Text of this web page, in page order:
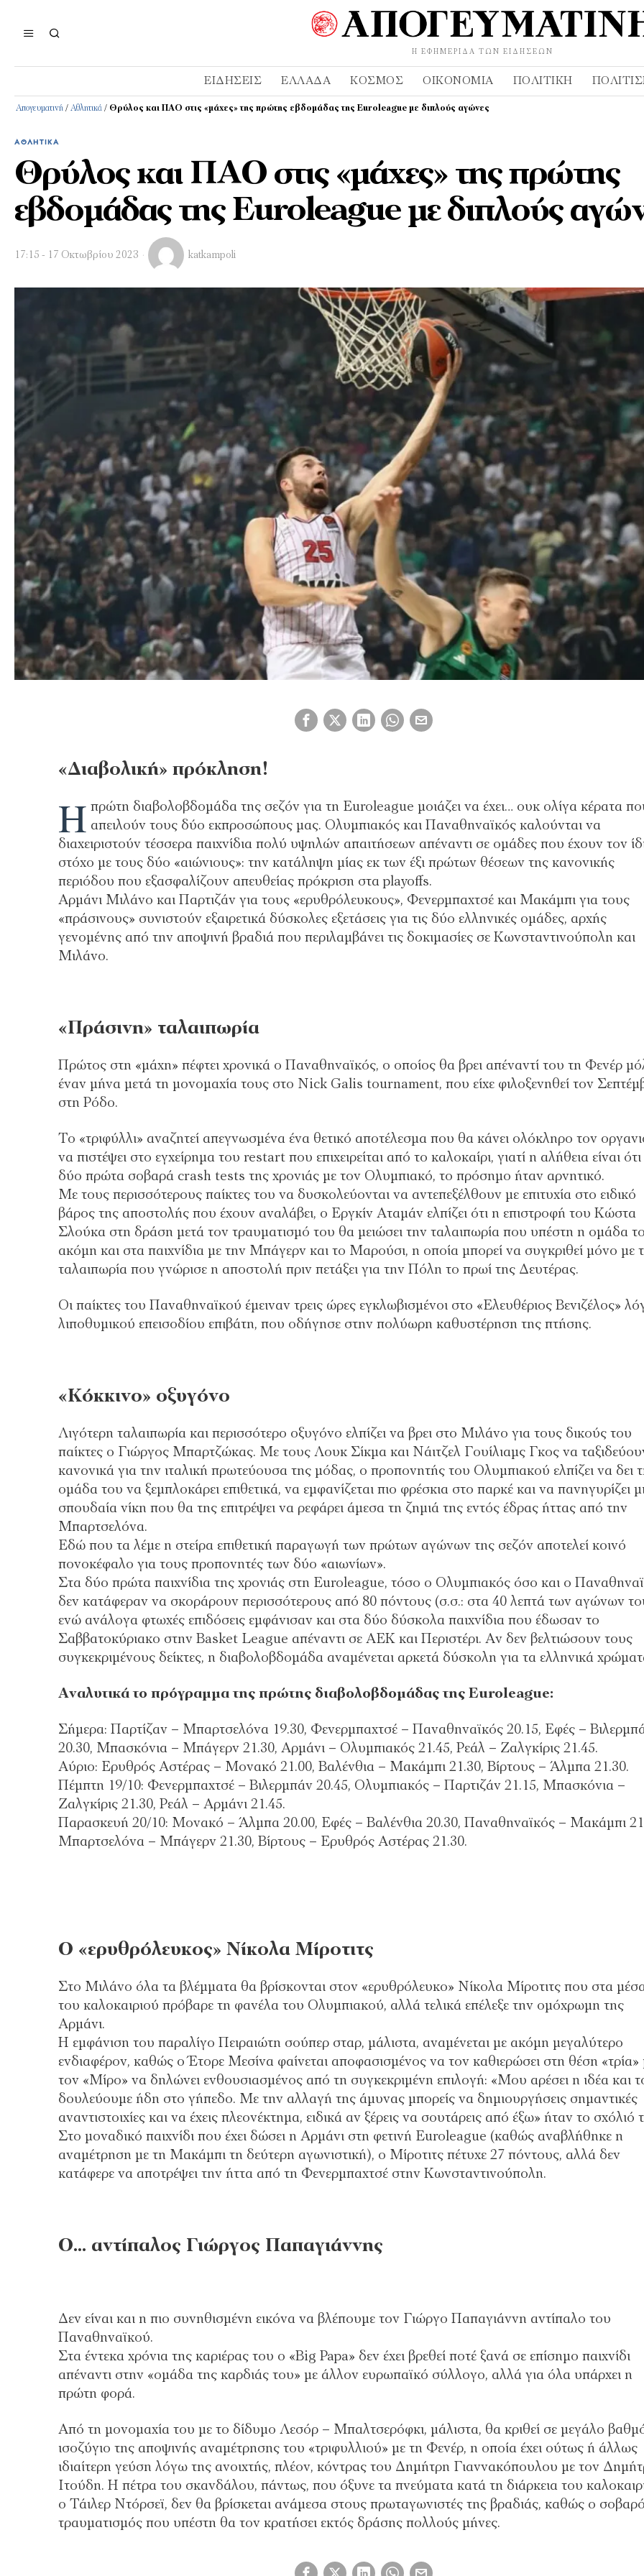
Η ΕΦΗΜΕΡΊΔΑ ΤΩΝ ΕΙΔΉΣΕΩΝ
ΕΙΔΉΣΕΙΣ ΕΛΛΆΔΑ ΚΌΣΜΟΣ ΟΙΚΟΝΟΜΊΑ ΠΟΛΙΤΙΚΉ
Απογευματινή / Αθλητικά / Θρύλος και ΠΑΟ στις «μάχες» της πρώτης εβδομάδας της Euroleague με διπλούς αγώνες
ΑΘΛΗΤΙΚΆ
Θρύλος και ΠΑΟ στις «μάχες» της πρώτης
εβδομάδας της Euroleague με διπλούς
17:15 - 17 Οκτωβρίου 2023 katkampoli
«Διαβολική» πρόκληση!
Η πρώτη διαβολοβδομάδα της σεζόν για τη Euroleague μοιάζει να έχει… ουκ ολίγα κέρατα
απειλούν τους δύο εκπροσώπους μας. Ολυμπιακός και Παναθηναϊκός καλούνται να
διαχειριστούν τέσσερα παιχνίδια πολύ υψηλών απαιτήσεων απέναντι σε ομάδες που έχουν τον
στόχο με τους δύο «αιώνιους»: την κατάληψη μίας εκ των έξι πρώτων θέσεων της κανονικής
περιόδου που εξασφαλίζουν απευθείας πρόκριση στα playoffs.
Αρμάνι Μιλάνο και Παρτιζάν για τους «ερυθρόλευκους», Φενερμπαχτσέ και Μακάμπι για τους
«πράσινους» συνιστούν εξαιρετικά δύσκολες εξετάσεις για τις δύο ελληνικές ομάδες, αρχής
γενομένης από την αποψινή βραδιά που περιλαμβάνει τις δοκιμασίες σε Κωνσταντινούπολη και
Μιλάνο.
«Πράσινη» ταλαιπωρία
Πρώτος στη «μάχη» πέφτει χρονικά ο Παναθηναϊκός, ο οποίος θα βρει απέναντί του τη Φενέρ
έναν μήνα μετά τη μονομαχία τους στο Nick Galis tournament, που είχε φιλοξενηθεί τον
στη Ρόδο.
Το «τριφύλλι» αναζητεί απεγνωσμένα ένα θετικό αποτέλεσμα που θα κάνει ολόκληρο τον
να πιστέψει στο εγχείρημα του restart που επιχειρείται από το καλοκαίρι, γιατί η αλήθεια είναι
δύο πρώτα σοβαρά crash tests της χρονιάς με τον Ολυμπιακό, το πρόσημο ήταν αρνητικό.
Με τους περισσότερους παίκτες του να δυσκολεύονται να αντεπεξέλθουν με επιτυχία στο ειδικό
βάρος της αποστολής που έχουν αναλάβει, ο Εργκίν Αταμάν ελπίζει ότι η επιστροφή του Κώστα
Σλούκα στη δράση μετά τον τραυματισμό του θα μειώσει την ταλαιπωρία που υπέστη η ομάδα
ακόμη και στα παιχνίδια με την Μπάγερν και το Μαρούσι, η οποία μπορεί να συγκριθεί μόνο με
ταλαιπωρία που γνώρισε η αποστολή πριν πετάξει για την Πόλη το πρωί της Δευτέρας.
Οι παίκτες του Παναθηναϊκού έμειναν τρεις ώρες εγκλωβισμένοι στο «Ελευθέριος Βενιζέλος»
λιποθυμικού επεισοδίου επιβάτη, που οδήγησε στην πολύωρη καθυστέρηση της πτήσης.
«Κόκκινο» οξυγόνο
Λιγότερη ταλαιπωρία και περισσότερο οξυγόνο ελπίζει να βρει στο Μιλάνο για τους δικούς του
παίκτες ο Γιώργος Μπαρτζώκας. Με τους Λουκ Σίκμα και Νάιτζελ Γουίλιαμς Γκος να
κανονικά για την ιταλική πρωτεύουσα της μόδας, ο προπονητής του Ολυμπιακού ελπίζει να δει
ομάδα του να ξεμπλοκάρει επιθετικά, να εμφανίζεται πιο φρέσκια στο παρκέ και να πανηγυρίζει
σπουδαία νίκη που θα της επιτρέψει να ρεφάρει άμεσα τη ζημιά της εντός έδρας ήττας από την
Μπαρτσελόνα.
Εδώ που τα λέμε η στείρα επιθετική παραγωγή των πρώτων αγώνων της σεζόν αποτελεί κοινό
πονοκέφαλο για τους προπονητές των δύο «αιωνίων».
Στα δύο πρώτα παιχνίδια της χρονιάς στη Euroleague, τόσο ο Ολυμπιακός όσο και ο
δεν κατάφεραν να σκοράρουν περισσότερους από 80 πόντους (σ.σ.: στα 40 λεπτά των αγώνων
ενώ ανάλογα φτωχές επιδόσεις εμφάνισαν και στα δύο δύσκολα παιχνίδια που έδωσαν το
Σαββατοκύριακο στην Basket League απέναντι σε ΑΕΚ και Περιστέρι. Αν δεν βελτιώσουν τους
συγκεκριμένους δείκτες, η διαβολοβδομάδα αναμένεται αρκετά δύσκολη για τα ελληνικά
Αναλυτικά το πρόγραμμα της πρώτης διαβολοβδομάδας της Euroleague:
Σήμερα: Παρτίζαν – Μπαρτσελόνα 19.30, Φενερμπαχτσέ – Παναθηναϊκός 20.15, Εφές –
20.30, Μπασκόνια – Μπάγερν 21.30, Αρμάνι – Ολυμπιακός 21.45, Ρεάλ – Ζαλγκίρις 21.45.
Αύριο: Ερυθρός Αστέρας – Μονακό 21.00, Βαλένθια – Μακάμπι 21.30, Βίρτους – Άλμπα 21.30.
Πέμπτη 19/10: Φενερμπαχτσέ – Βιλερμπάν 20.45, Ολυμπιακός – Παρτιζάν 21.15, Μπασκόνια –
Ζαλγκίρις 21.30, Ρεάλ – Αρμάνι 21.45.
Παρασκευή 20/10: Μονακό – Άλμπα 20.00, Εφές – Βαλένθια 20.30, Παναθηναϊκός – Μακάμπι
Μπαρτσελόνα – Μπάγερν 21.30, Βίρτους – Ερυθρός Αστέρας 21.30.
Ο «ερυθρόλευκος» Νίκολα Μίροτιτς
Στο Μιλάνο όλα τα βλέμματα θα βρίσκονται στον «ερυθρόλευκο» Νίκολα Μίροτιτς που στα
του καλοκαιριού πρόβαρε τη φανέλα του Ολυμπιακού, αλλά τελικά επέλεξε την ομόχρωμη της
Αρμάνι.
Η εμφάνιση του παραλίγο Πειραιώτη σούπερ σταρ, μάλιστα, αναμένεται με ακόμη μεγαλύτερο
ενδιαφέρον, καθώς ο Έτορε Μεσίνα φαίνεται αποφασισμένος να τον καθιερώσει στη θέση «τρία»
τον «Μίρο» να δηλώνει ενθουσιασμένος από τη συγκεκριμένη επιλογή: «Μου αρέσει η ιδέα και
δουλεύουμε ήδη στο γήπεδο. Με την αλλαγή της άμυνας μπορείς να δημιουργήσεις σημαντικές
αναντιστοιχίες και να έχεις πλεονέκτημα, ειδικά αν ξέρεις να σουτάρεις από έξω» ήταν το σχόλιό
Στο μοναδικό παιχνίδι που έχει δώσει η Αρμάνι στη φετινή Euroleague (καθώς αναβλήθηκε η
αναμέτρηση με τη Μακάμπι τη δεύτερη αγωνιστική), ο Μίροτιτς πέτυχε 27 πόντους, αλλά δεν
κατάφερε να αποτρέψει την ήττα από τη Φενερμπαχτσέ στην Κωνσταντινούπολη.
Ο… αντίπαλος Γιώργος Παπαγιάννης
Δεν είναι και η πιο συνηθισμένη εικόνα να βλέπουμε τον Γιώργο Παπαγιάννη αντίπαλο του
Παναθηναϊκού.
Στα έντεκα χρόνια της καριέρας του ο «Big Papa» δεν έχει βρεθεί ποτέ ξανά σε επίσημο παιχνίδι
απέναντι στην «ομάδα της καρδιάς του» με άλλον ευρωπαϊκό σύλλογο, αλλά για όλα υπάρχει η
πρώτη φορά.
Από τη μονομαχία του με το δίδυμο Λεσόρ – Μπαλτσερόφκι, μάλιστα, θα κριθεί σε μεγάλο
ισοζύγιο της αποψινής αναμέτρησης του «τριφυλλιού» με τη Φενέρ, η οποία έχει ούτως ή άλλως
ιδιαίτερη γεύση λόγω της ανοιχτής, πλέον, κόντρας του Δημήτρη Γιαννακόπουλου με τον
Ιτούδη. Η πέτρα του σκανδάλου, πάντως, που όξυνε τα πνεύματα κατά τη διάρκεια του
ο Τάιλερ Ντόρσεϊ, δεν θα βρίσκεται ανάμεσα στους πρωταγωνιστές της βραδιάς, καθώς ο
τραυματισμός που υπέστη θα τον κρατήσει εκτός δράσης πολλούς μήνες.